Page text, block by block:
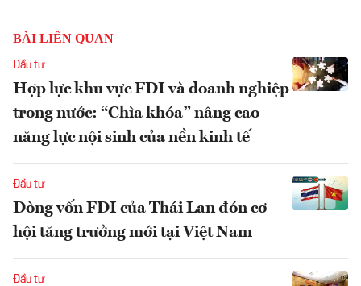
BÀI LIÊN QUAN
Đầu tư
Hợp lực khu vực FDI và doanh nghiệp
trong nước: “Chìa khóa” nâng cao
năng lực nội sinh của nền kinh tế
Đầu tư
Dòng vốn FDI của Thái Lan đón cơ
hội tăng trưởng mới tại Việt Nam
Đầu tư